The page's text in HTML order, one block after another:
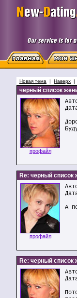
Новая тема | Наверх |
черный список
профайл
Re: черный список
профайл
А
Re: черный список